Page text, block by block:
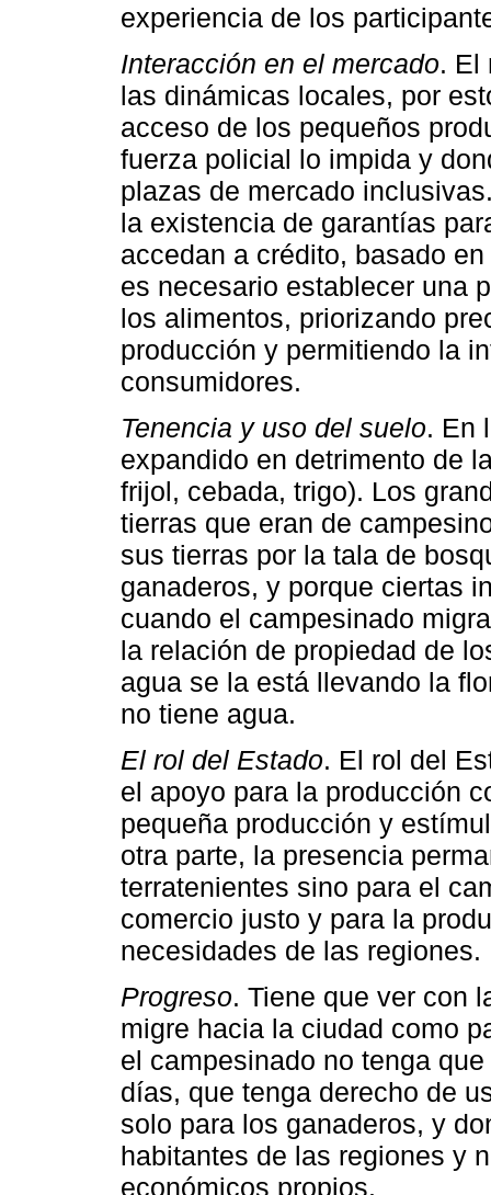
experiencia de los
Interacción en el mercado. El
las dinámicas locales, por
acceso de los pequeños
fuerza policial lo impida y
plazas de mercado
la existencia de garantías
accedan a crédito, basado
es necesario establecer una
los alimentos, priorizando
producción y permitiendo la
consumidores.
Tenencia y uso del suelo. En
expandido en detrimento de
frijol, cebada, trigo). Los
tierras que eran de
sus tierras por la tala de
ganaderos, y porque ciertas
cuando el campesinado
la relación de propiedad de
agua se la está llevando la
no tiene agua.
El rol del Estado. El rol del
el apoyo para la producción
pequeña producción y
otra parte, la presencia
terratenientes sino para el
comercio justo y para la
necesidades de las regiones.
Progreso. Tiene que ver con
migre hacia la ciudad como
el campesinado no tenga
días, que tenga derecho de
solo para los ganaderos, y
habitantes de las regiones y
económicos propios.